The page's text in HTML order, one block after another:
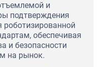
и
подтверждения
роботизированной
обеспечивая
и безопасности
на рынок.